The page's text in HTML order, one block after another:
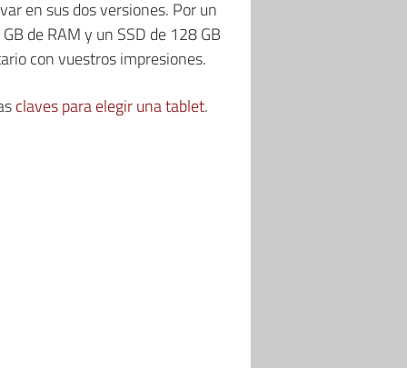
en sus dos versiones. Por un
de RAM y un SSD de 128 GB
con vuestros impresiones.
claves para elegir una tablet.